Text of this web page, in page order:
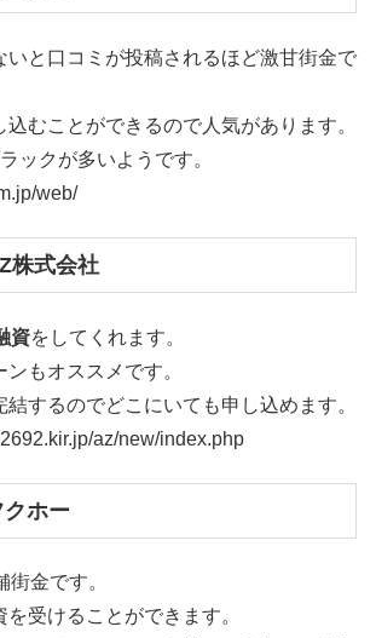
いと口コミが投稿されるほど激甘街金で
込むことができるので人気があります。
ックが多いようです。
web/
株式会社
資をしてくれます。
もオススメです。
するのでどこにいても申し込めます。
az/new/index.php
ホー
金です。
受けることができます。